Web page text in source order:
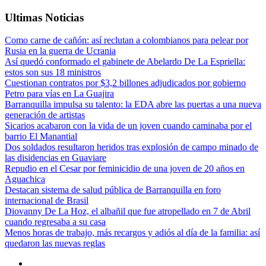
Ultimas Noticias
Como carne de cañón: así reclutan a colombianos para pelear por
Rusia en la guerra de Ucrania
Así quedó conformado el gabinete de Abelardo De La Espriella:
estos son sus 18 ministros
Cuestionan contratos por $3,2 billones adjudicados por gobierno
Petro para vías en La Guajira
Barranquilla impulsa su talento: la EDA abre las puertas a una nueva
generación de artistas
Sicarios acabaron con la vida de un joven cuando caminaba por el
barrio El Manantial
Dos soldados resultaron heridos tras explosión de campo minado de
las disidencias en Guaviare
Repudio en el Cesar por feminicidio de una joven de 20 años en
Aguachica
Destacan sistema de salud pública de Barranquilla en foro
internacional de Brasil
Diovanny De La Hoz, el albañil que fue atropellado en 7 de Abril
cuando regresaba a su casa
Menos horas de trabajo, más recargos y adiós al día de la familia: así
quedaron las nuevas reglas